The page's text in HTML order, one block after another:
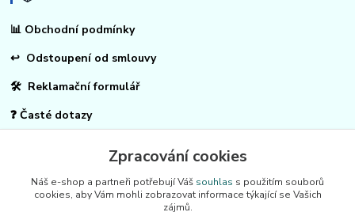
📊 Obchodní podmínky
↩ Odstoupení od smlouvy
🛠 Reklamační formulář
❓ Časté dotazy
Zpracování cookies
Náš e-shop a partneři potřebují Váš souhlas s použitím souborů
cookies, aby Vám mohli zobrazovat informace týkající se Vašich
zájmů.